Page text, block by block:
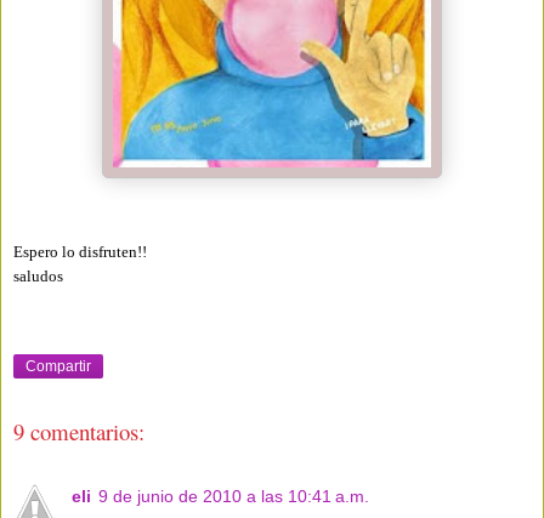
Espero lo disfruten!!
saludos
Compartir
9 comentarios:
eli 9 de junio de 2010 a las 10:41 a.m.